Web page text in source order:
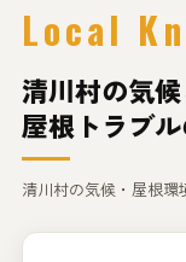
Local
清川村の気候
屋根トラブ
清川村の気候・屋根環